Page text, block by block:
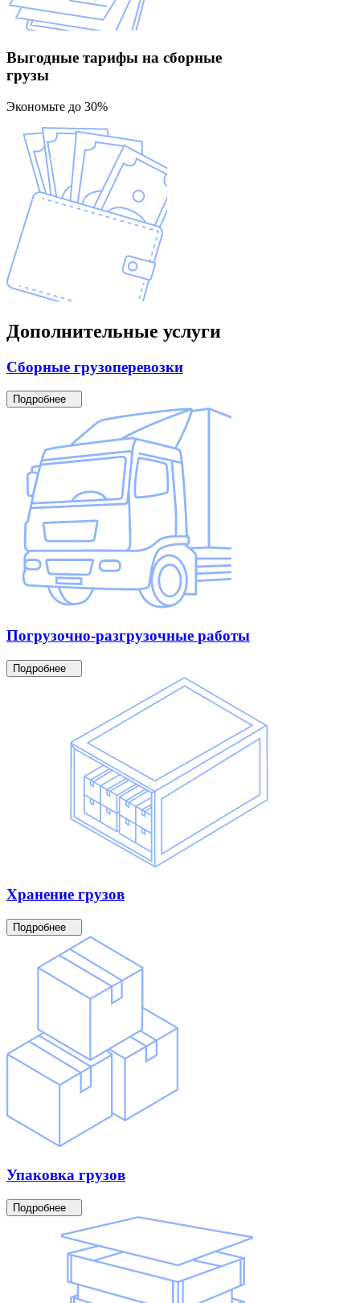
Выгодные тарифы на сборные
грузы
Экономьте до 30%
Дополнительные услуги
Сборные грузоперевозки
Подробнее
Погрузочно-разгрузочные работы
Подробнее
Хранение грузов
Подробнее
Упаковка грузов
Подробнее